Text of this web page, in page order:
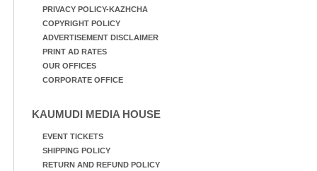
PRIVACY POLICY-KAZHCHA
COPYRIGHT POLICY
ADVERTISEMENT DISCLAIMER
PRINT AD RATES
OUR OFFICES
CORPORATE OFFICE
KAUMUDI MEDIA HOUSE
EVENT TICKETS
SHIPPING POLICY
RETURN AND REFUND POLICY